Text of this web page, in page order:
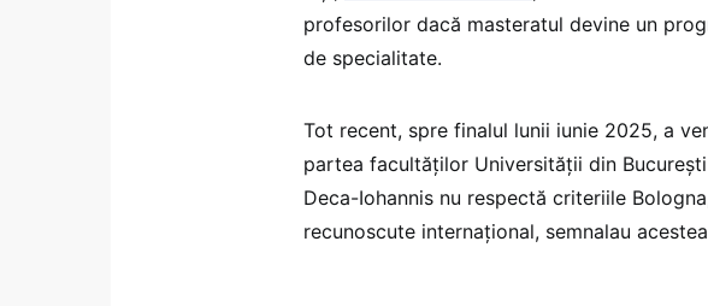
profesorilor dacă masteratul devine un
de specialitate.
Tot recent, spre finalul lunii iunie 2025, a
partea facultăților Universității din
Deca-Iohannis nu respectă criteriile
recunoscute internațional, semnalau